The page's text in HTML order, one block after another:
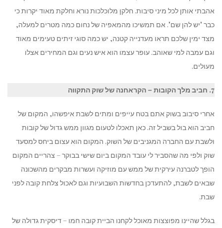
אהבתי אותן לכל מיני סיבות. חלקן מלוכלכות נורא וחלקת מאוד יקרות כי
כבר "יש להן שם". אם תמשיכו מהמאפיה של נחום כמה מטרים למעלה,
מצד ימין שלכם תראו מעדנייה קטנה, יש כמה סוגי זיתים טעימים מאוד
וגם עמבה למי שאוהב. עופר עצמו הוא איש נעים וגם המחירים אצלו
מעולים.
7. חביב מלך הקובות – הקראחנה של שוק התקווה
אחרי סיבוב בשוק אתם בטח עייפים ומתים לשבת איפשהו, המקום של
חביב הוא בול בשביל זה. כאן תאכלו לטעום מגוון ממש גדול של קובות
ולשבת עם החברה המגניבים של השוק. המקום הוא עצום ביחס למסעד
שוק ולפי מה שהסביר לי עובד המקום ביום שישי בבוקר – צהריים המקום
הופך לטברנה עירקית של ממש עם מוזיקה ועשרות מבקרים מהשכונה
שבאים לשבת, להתעדכן בחדשות השבועיות וגם לאכול צלחת קובה לפני
שבת.
בגלל שהיינו מפוצצות מאוכל לקחנו הביית קובה חמו – דיסקית גדולה של